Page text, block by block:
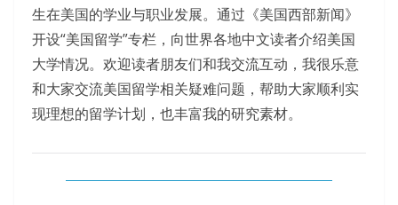
生在美国的学业与职业发展。通过《美国西部新闻》
开设“美国留学”专栏，向世界各地中文读者介绍美国
大学情况。欢迎读者朋友们和我交流互动，我很乐意
和大家交流美国留学相关疑难问题，帮助大家顺利实
现理想的留学计划，也丰富我的研究素材。